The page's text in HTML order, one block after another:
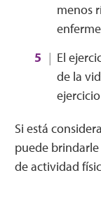
menos
El
de la
Si está
puede
de actividad